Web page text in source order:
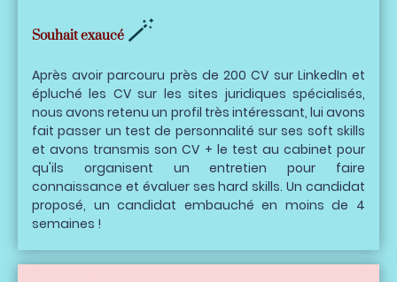
Souhait exaucé 🪄
Après avoir parcouru près de 200 CV sur LinkedIn et
épluché les CV sur les sites juridiques spécialisés,
nous avons retenu un profil très intéressant, lui avons
fait passer un test de personnalité sur ses soft skills
et avons transmis son CV + le test au cabinet pour
qu'ils organisent un entretien pour faire
connaissance et évaluer ses hard skills. Un candidat
proposé, un candidat embauché en moins de 4
semaines !